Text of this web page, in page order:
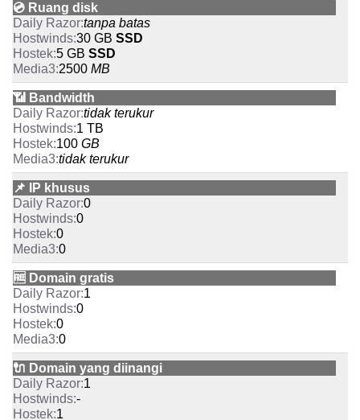
💿 Ruang disk
tanpa batas
30 GB SSD
5 GB SSD
2500 MB
📶 Bandwidth
tidak terukur
1 TB
100 GB
tidak terukur
📌 IP khusus
0
0
0
0
🆓 Domain gratis
1
0
0
0
🔌 Domain yang diinangi
1
-
1